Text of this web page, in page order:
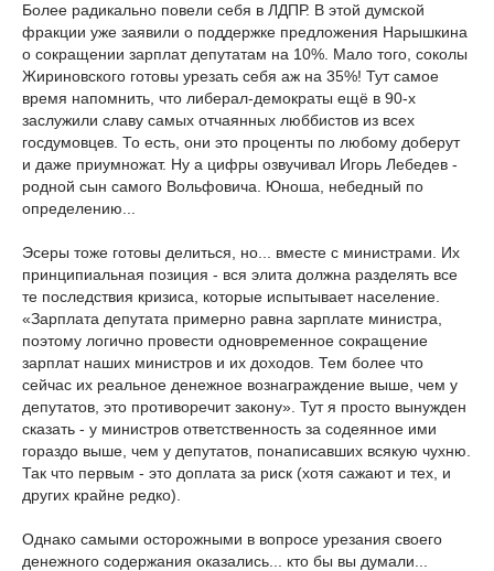
Более радикально повели себя в ЛДПР. В этой думской
фракции уже заявили о поддержке предложения Нарышкина
о сокращении зарплат депутатам на 10%. Мало того, соколы
Жириновского готовы урезать себя аж на 35%! Тут самое
время напомнить, что либерал-демократы ещё в 90-х
заслужили славу самых отчаянных люббистов из всех
госдумовцев. То есть, они это проценты по любому доберут
и даже приумножат. Ну а цифры озвучивал Игорь Лебедев -
родной сын самого Вольфовича. Юноша, небедный по
определению...
Эсеры тоже готовы делиться, но... вместе с министрами. Их
принципиальная позиция - вся элита должна разделять все
те последствия кризиса, которые испытывает население.
«Зарплата депутата примерно равна зарплате министра,
поэтому логично провести одновременное сокращение
зарплат наших министров и их доходов. Тем более что
сейчас их реальное денежное вознаграждение выше, чем у
депутатов, это противоречит закону». Тут я просто вынужден
сказать - у министров ответственность за содеянное ими
гораздо выше, чем у депутатов, понаписавших всякую чухню.
Так что первым - это доплата за риск (хотя сажают и тех, и
других крайне редко).
Однако самыми осторожными в вопросе урезания своего
денежного содержания оказались... кто бы вы думали...